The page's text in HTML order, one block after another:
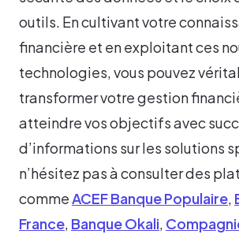
outils. En cultivant votre
financière et en exploitant ces
technologies, vous pouvez
transformer votre gestion
atteindre vos objectifs avec
d’informations sur les solutions
n’hésitez pas à consulter des
commeACEF Banque Populaire,
France, Banque Okali,